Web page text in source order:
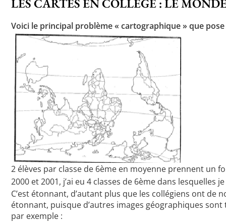
LES CARTES EN COLLEGE : LE
Voici le principal problème « cartographique » que
2 élèves par classe de 6ème en moyenne prennent un
2000 et 2001, j’ai eu 4 classes de 6ème dans lesquelles
C’est étonnant, d’autant plus que les collégiens ont de
étonnant, puisque d’autres images géographiques
par exemple :